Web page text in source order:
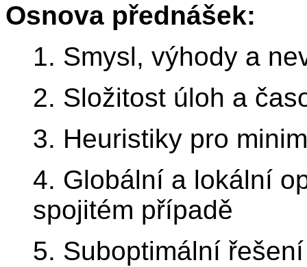
Osnova přednášek:
1. Smysl, výhody a
2. Složitost úloh a
3. Heuristiky pro
4. Globální a lokální
spojitém případě
5. Suboptimální